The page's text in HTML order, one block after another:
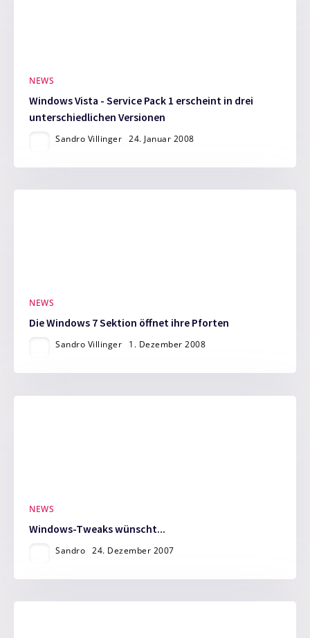
NEWS
Windows Vista - Service Pack 1 erscheint in drei
unterschiedlichen Versionen
Sandro Villinger 24. Januar 2008
NEWS
Die Windows 7 Sektion öffnet ihre Pforten
Sandro Villinger 1. Dezember 2008
NEWS
Windows-Tweaks wünscht...
Sandro 24. Dezember 2007